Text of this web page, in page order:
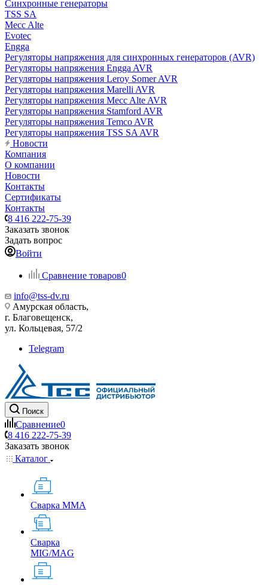
Синхронные генераторы
TSS SA
Mecc Alte
Evotec
Engga
Регуляторы напряжения для синхронных генераторов (AVR)
Регуляторы напряжения Engga AVR
Регуляторы напряжения Leroy Somer AVR
Регуляторы напряжения Marelli AVR
Регуляторы напряжения Mecc Alte AVR
Регуляторы напряжения Stamford AVR
Регуляторы напряжения Temco AVR
Регуляторы напряжения TSS SA AVR
Новости
Компания
О компании
Новости
Контакты
Сертификаты
Контакты
8 416 222-75-39
Заказать звонок
Задать вопрос
Войти
Сравнение товаров0
info@tss-dv.ru
Амурская область,
г. Благовещенск,
ул. Кольцевая, 57/2
Telegram
Поиск
Сравнение0
8 416 222-75-39
Заказать звонок
Каталог
Сварка MMA
Сварка
MIG/MAG